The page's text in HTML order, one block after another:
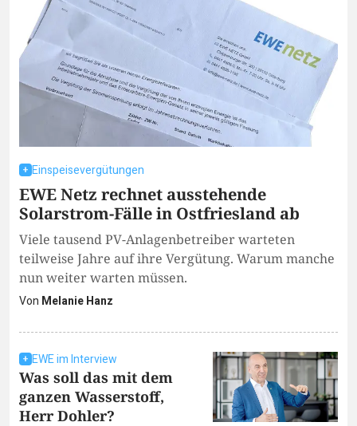
Einspeisevergütungen
EWE Netz rechnet ausstehende
Solarstrom-Fälle in Ostfriesland ab
Viele tausend PV-Anlagenbetreiber warteten
teilweise Jahre auf ihre Vergütung. Warum manche
nun weiter warten müssen.
Von Melanie Hanz
EWE im Interview
Was soll das mit dem
ganzen Wasserstoff,
Herr Dohler?